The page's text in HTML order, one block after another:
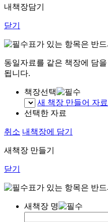
내책장담기
닫기
표가 있는 항목은 반
동일자료를 같은 책장에 담
됩니다.
책장선택
새 책장 만들어 자료
선택한 자료
취소 내책장에 담기
새책장 만들기
닫기
표가 있는 항목은 반
새책장 명